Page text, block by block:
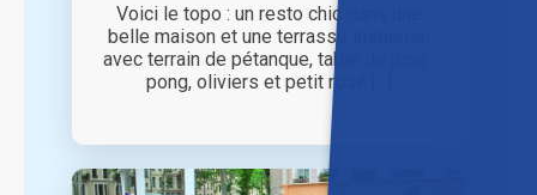
Voici le topo : un resto chic dans une
belle maison et une terrasse immense
avec terrain de pétanque, table de ping-
pong, oliviers et petit rosé [...]